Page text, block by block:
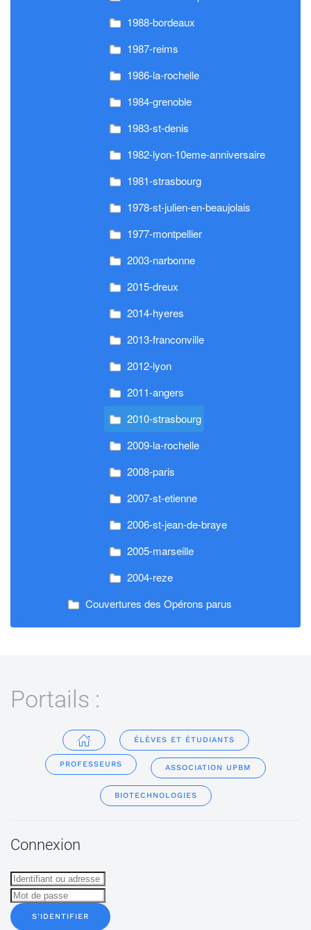
1988-bordeaux
1987-reims
1986-la-rochelle
1984-grenoble
1983-st-denis
1982-lyon-10eme-anniversaire
1981-strasbourg
1978-st-julien-en-beaujolais
1977-montpellier
2003-narbonne
2015-dreux
2014-hyeres
2013-franconville
2012-lyon
2011-angers
2010-strasbourg
2009-la-rochelle
2008-paris
2007-st-etienne
2006-st-jean-de-braye
2005-marseille
2004-reze
Couvertures des Opérons parus
Portails :
ÉLÈVES ET ÉTUDIANTS
PROFESSEURS ASSOCIATION UPBM
BIOTECHNOLOGIES
Connexion
S'IDENTIFIER